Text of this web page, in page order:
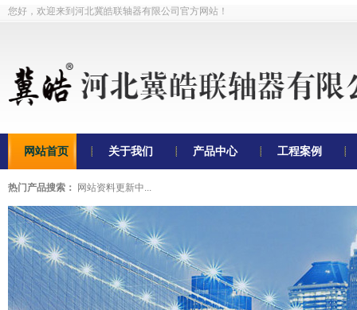
您好，欢迎来到河北冀皓联轴器有限公司官方网站！
网站首页 关于我们 产品中心 工程案例
热门产品搜索： 网站资料更新中...